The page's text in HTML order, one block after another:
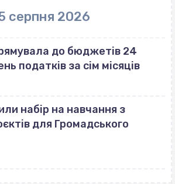
серпня 2026
до бюджетів 24
податків за сім місяців
набір на навчання з
для Громадського